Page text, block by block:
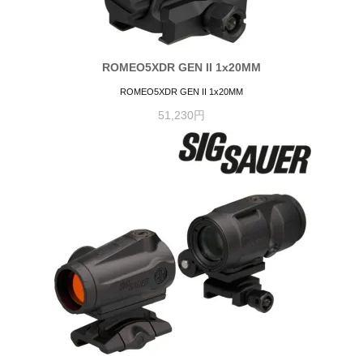
ROMEO5XDR GEN II 1x20MM
ROMEO5XDR GEN II 1x20MM
51,230円